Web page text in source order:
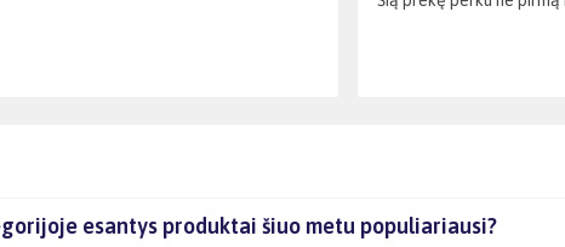
esantys produktai šiuo metu populiariausi?